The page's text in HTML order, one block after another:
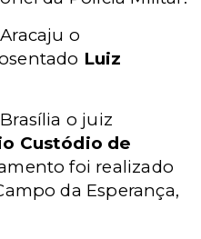
o
Luiz
o juiz
Custódio de
foi realizado
da Esperança,